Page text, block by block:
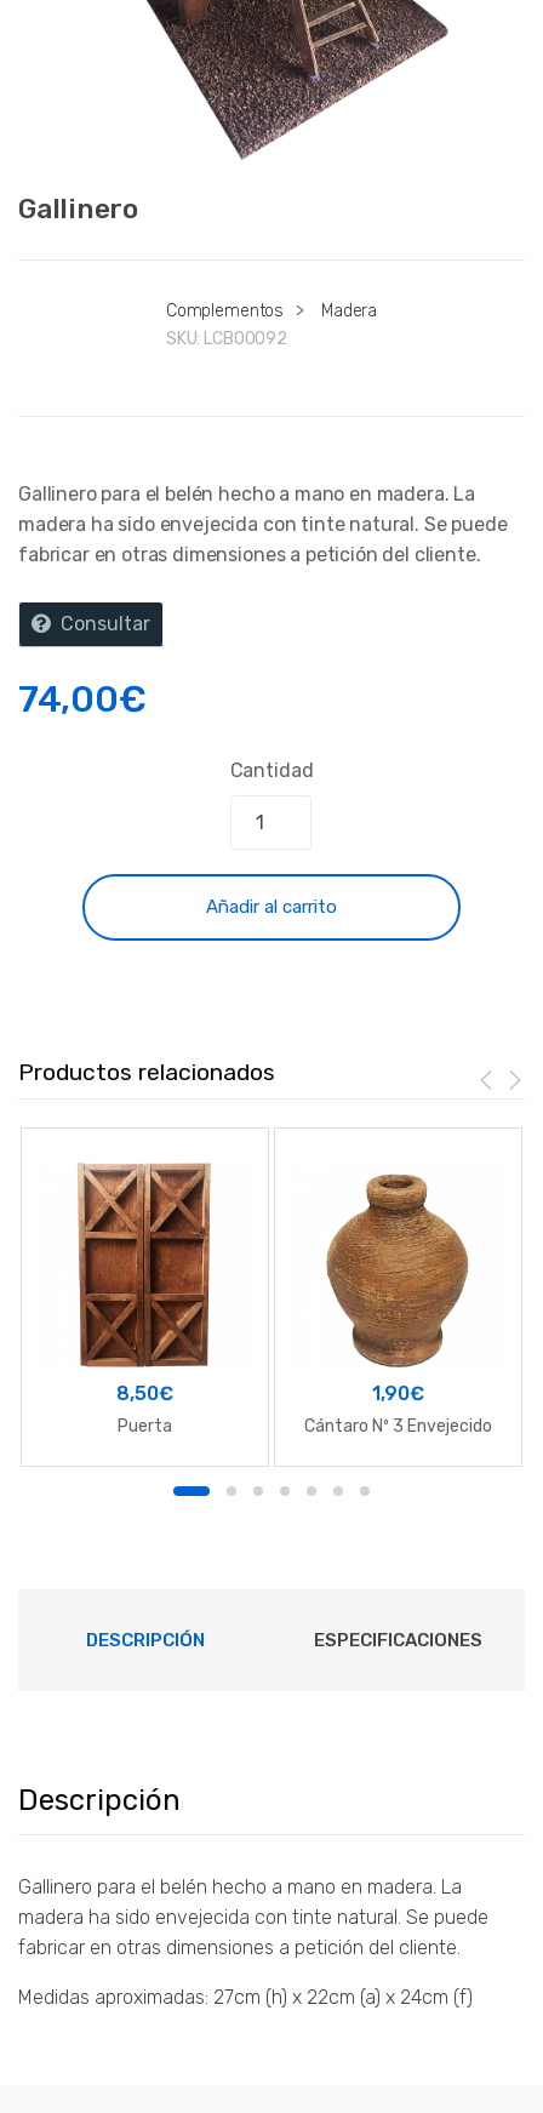
Gallinero
Complementos >
Madera
SKU: LCB00092
Gallinero para el belén hecho a mano en madera. La
madera ha sido envejecida con tinte natural. Se puede
fabricar en otras dimensiones a petición del cliente.
Consultar
74,00€
Cantidad
Añadir al carrito
Productos relacionados
8,50€
Puerta
1,90€
Cántaro Nº 3 Envejecido
DESCRIPCIÓN ESPECIFICACIONES
Descripción
Gallinero para el belén hecho a mano en madera. La
madera ha sido envejecida con tinte natural. Se puede
fabricar en otras dimensiones a petición del cliente.
Medidas aproximadas: 27cm (h) x 22cm (a) x 24cm (f)